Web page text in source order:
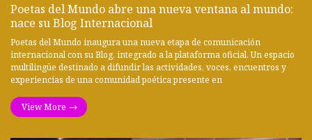
Poetas del Mundo abre una nueva ventana al mundo:
nace su Blog Internacional
Poetas del Mundo inaugura una nueva etapa de comunicación
internacional con su Blog, integrado a la plataforma oficial. Un espacio
multilingüe destinado a difundir las actividades, voces, encuentros y
experiencias de una comunidad poética presente en
View More